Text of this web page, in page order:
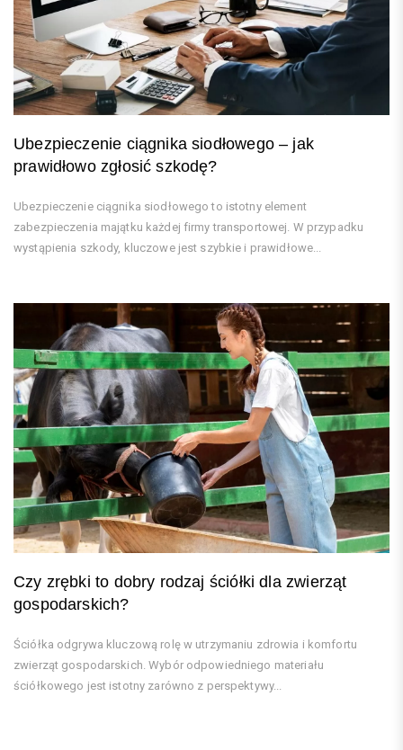
Ubezpieczenie ciągnika siodłowego – jak
prawidłowo zgłosić szkodę?
Ubezpieczenie ciągnika siodłowego to istotny element
zabezpieczenia majątku każdej firmy transportowej. W przypadku
wystąpienia szkody, kluczowe jest szybkie i prawidłowe...
Czy zrębki to dobry rodzaj ściółki dla zwierząt
gospodarskich?
Ściółka odgrywa kluczową rolę w utrzymaniu zdrowia i komfortu
zwierząt gospodarskich. Wybór odpowiedniego materiału
ściółkowego jest istotny zarówno z perspektywy...